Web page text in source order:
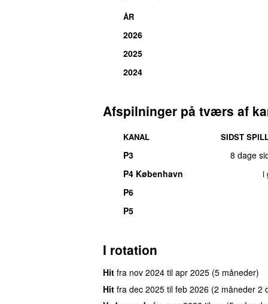
ÅR
2026
2025
2024
Afspilninger på tværs af
KANAL SIDST
P3 8 dage
P4 København
i
P6
P5
I rotation
Hit fra nov 2024 til apr 2025 (5 måneder)
Hit fra dec 2025 til feb 2026 (2 måneder 2